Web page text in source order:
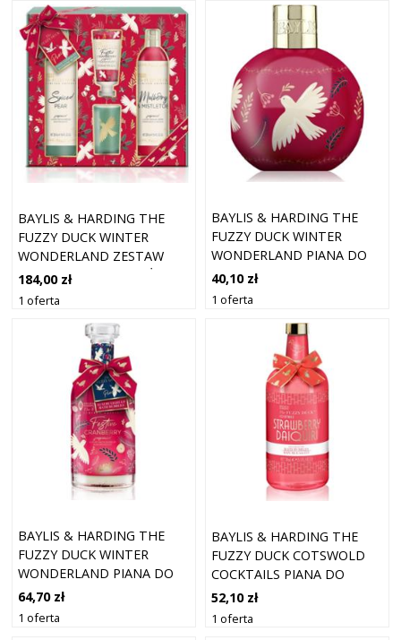
BAYLIS & HARDING THE
FUZZY DUCK WINTER
WONDERLAND ZESTAW
PREZENTOWY NA BOŻE
NARODZENIE 250 ML ŻEL
KREM POD PRYSZNIC + 30
184,00 zł
1 oferta
BAYLIS & HARDING THE
FUZZY DUCK WINTER
WONDERLAND PIANA DO
KĄPIELI EDYCJA
UPOMINKOWA ZAPACHY
40,10 zł
1 oferta
BAYLIS & HARDING THE
FUZZY DUCK WINTER
WONDERLAND PIANA DO
KĄPIELI EDYCJA
UPOMINKOWA ZAPACHY
64,70 zł
1 oferta
BAYLIS & HARDING THE
FUZZY DUCK COTSWOLD
COCKTAILS PIANA DO
KĄPIELI EDYCJA
UPOMINKOWA ZAPACHY
52,10 zł
1 oferta